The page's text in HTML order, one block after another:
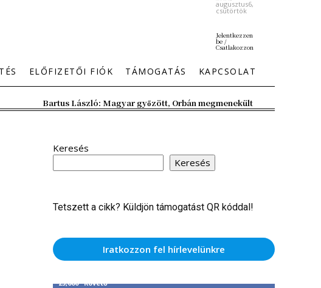
augusztus6,
csütörtök
Jelentkezzen
be /
Csatlakozzon
ELŐFIZETŐI FIÓK TÁMOGATÁS KAPCSOLAT
Bartus László: Magyar győzött, Orbán megmenekült
Keresés
Keresés
Tetszett a cikk? Küldjön támogatást QR kóddal!
Iratkozzon fel hírlevelünkre
25,000 Követő